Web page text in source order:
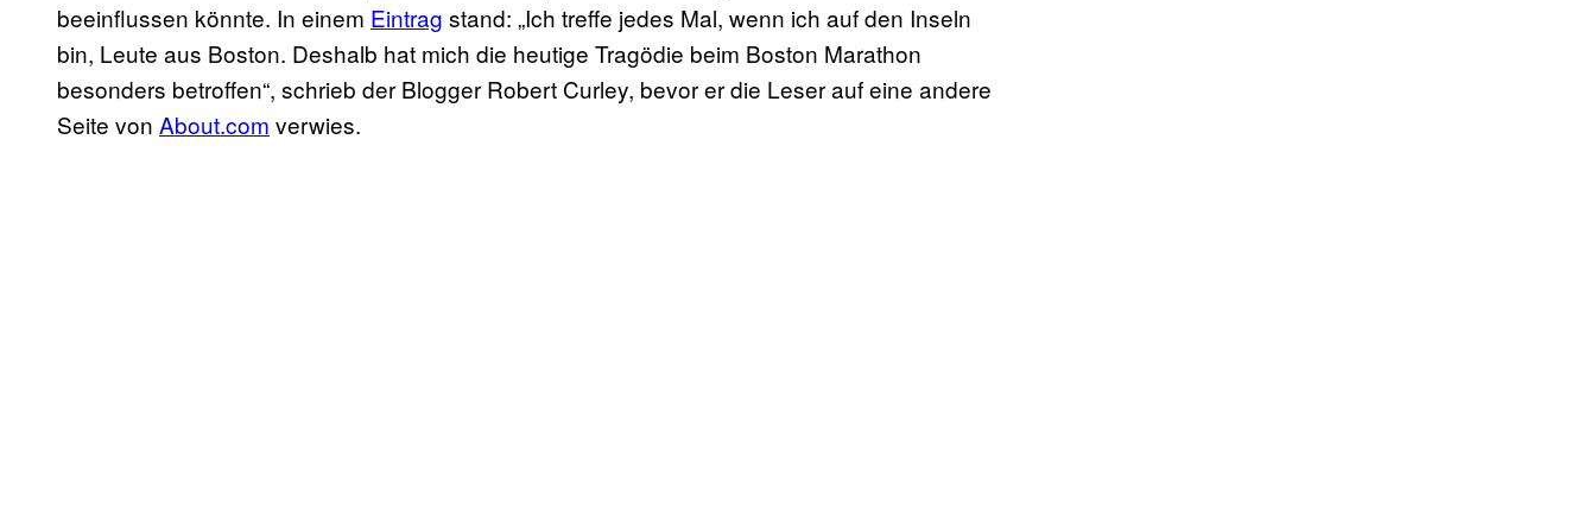
beeinflussen könnte. In einem Eintrag stand: „Ich treffe jedes Mal, wenn ich auf den Inseln
bin, Leute aus Boston. Deshalb hat mich die heutige Tragödie beim Boston Marathon
besonders betroffen“, schrieb der Blogger Robert Curley, bevor er die Leser auf eine andere
Seite von About.com verwies.